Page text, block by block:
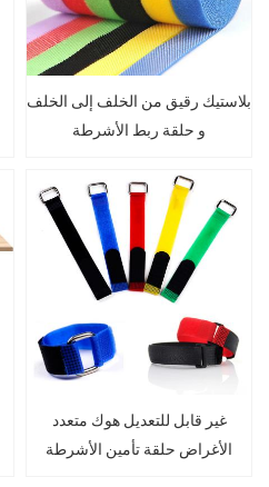
بلاستيك رقيق من الخلف إلى الخلف
و حلقة ربط الأشرطة
غير قابل للتعديل هوك متعدد
الأغراض حلقة تأمين الأشرطة